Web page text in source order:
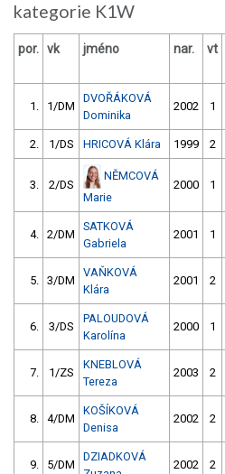
kategorie K1W
por. vk jméno nar. vt
1. 1/DM
DVOŘÁKOVÁ
Dominika
2002 1
2. 1/DS HRICOVÁ Klára 1999 2
3. 2/DS
NĚMCOVÁ
Marie
2000 1
4. 2/DM
SATKOVÁ
Gabriela
2001 1
5. 3/DM
VAŇKOVÁ
Klára
2001 2
6. 3/DS
PALOUDOVÁ
Karolína
2000 1
7. 1/ZS
KNEBLOVÁ
Tereza
2003 2
8. 4/DM
KOŠÍKOVÁ
Denisa
2002 2
9. 5/DM
DZIADKOVÁ
2002 2